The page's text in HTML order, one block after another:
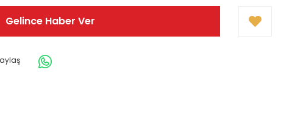
Gelince Haber Ver